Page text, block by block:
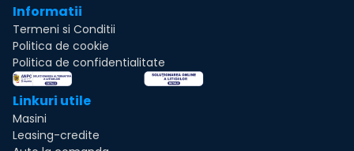
Informatii
Termeni si Conditii
Politica de cookie
Politica de confidentialitate
Linkuri utile
Masini
Leasing-credite